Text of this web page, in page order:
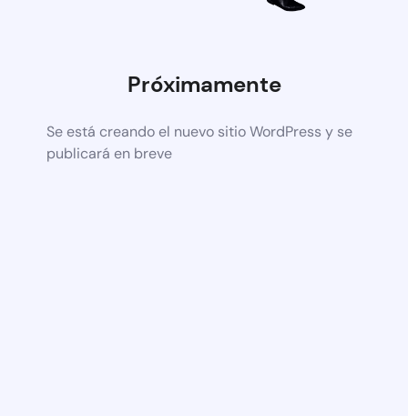
Próximamente
Se está creando el nuevo sitio WordPress y se
publicará en breve